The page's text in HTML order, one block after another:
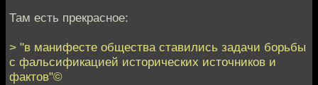
Там есть прекрасное:
> "в манифесте общества ставились задачи борьбы
с фальсификацией исторических источников и
фактов"©